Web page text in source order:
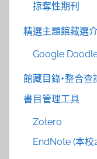
掠奪性期刊
精選主題館藏選
Google
館藏目錄+整合查
書目管理工具
Zotero
EndNote (本校